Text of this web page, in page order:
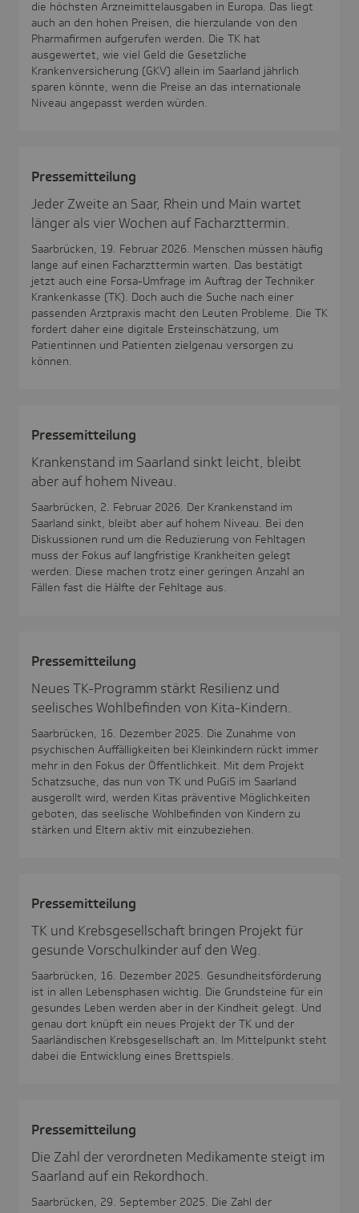
die höchsten Arzneimittelausgaben in Europa. Das liegt
auch an den hohen Preisen, die hierzulande von den
Pharmafirmen aufgerufen werden. Die TK hat
ausgewertet, wie viel Geld die Gesetzliche
Krankenversicherung (GKV) allein im Saarland jährlich
sparen könnte, wenn die Preise an das internationale
Niveau angepasst werden würden.
Pres­se­mit­tei­lung
Jeder Zweite an Saar, Rhein und Main wartet
länger als vier Wochen auf Facharzttermin.
Saarbrücken, 19. Februar 2026. Menschen müssen häufig
lange auf einen Facharzttermin warten. Das bestätigt
jetzt auch eine Forsa-Umfrage im Auftrag der Techniker
Krankenkasse (TK). Doch auch die Suche nach einer
passenden Arztpraxis macht den Leuten Probleme. Die TK
fordert daher eine digitale Ersteinschätzung, um
Patientinnen und Patienten zielgenau versorgen zu
können.
Pres­se­mit­tei­lung
Krankenstand im Saarland sinkt leicht, bleibt
aber auf hohem Niveau.
Saarbrücken, 2. Februar 2026. Der Krankenstand im
Saarland sinkt, bleibt aber auf hohem Niveau. Bei den
Diskussionen rund um die Reduzierung von Fehltagen
muss der Fokus auf langfristige Krankheiten gelegt
werden. Diese machen trotz einer geringen Anzahl an
Fällen fast die Hälfte der Fehltage aus.
Pres­se­mit­tei­lung
Neues TK-Programm stärkt Resilienz und
seelisches Wohlbefinden von Kita-Kindern.
Saarbrücken, 16. Dezember 2025. Die Zunahme von
psychischen Auffälligkeiten bei Kleinkindern rückt immer
mehr in den Fokus der Öffentlichkeit. Mit dem Projekt
Schatzsuche, das nun von TK und PuGiS im Saarland
ausgerollt wird, werden Kitas präventive Möglichkeiten
geboten, das seelische Wohlbefinden von Kindern zu
stärken und Eltern aktiv mit einzubeziehen.
Pres­se­mit­tei­lung
TK und Krebsgesellschaft bringen Projekt für
gesunde Vorschulkinder auf den Weg.
Saarbrücken, 16. Dezember 2025. Gesundheitsförderung
ist in allen Lebensphasen wichtig. Die Grundsteine für ein
gesundes Leben werden aber in der Kindheit gelegt. Und
genau dort knüpft ein neues Projekt der TK und der
Saarländischen Krebsgesellschaft an. Im Mittelpunkt steht
dabei die Entwicklung eines Brettspiels.
Pres­se­mit­tei­lung
Die Zahl der verordneten Medikamente steigt im
Saarland auf ein Rekordhoch.
Saarbrücken, 29. September 2025. Die Zahl der